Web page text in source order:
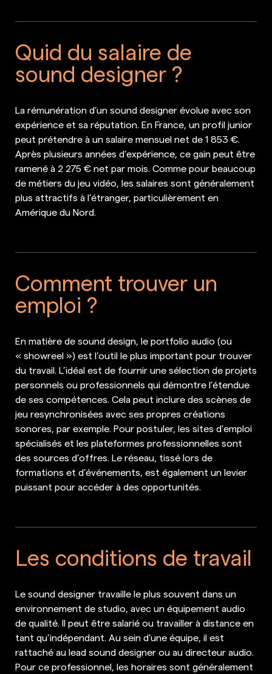
Quid du salaire de
sound designer ?
La rémunération d’un sound designer évolue avec son
expérience et sa réputation. En France, un profil junior
peut prétendre à un salaire mensuel net de 1 853 €.
Après plusieurs années d’expérience, ce gain peut être
ramené à 2 275 € net par mois. Comme pour beaucoup
de métiers du jeu vidéo, les salaires sont généralement
plus attractifs à l’étranger, particulièrement en
Amérique du Nord.
Comment trouver un
emploi ?
En matière de sound design, le portfolio audio (ou
« showreel ») est l’outil le plus important pour trouver
du travail. L’idéal est de fournir une sélection de projets
personnels ou professionnels qui démontre l’étendue
de ses compétences. Cela peut inclure des scènes de
jeu resynchronisées avec ses propres créations
sonores, par exemple. Pour postuler, les sites d’emploi
spécialisés et les plateformes professionnelles sont
des sources d’offres. Le réseau, tissé lors de
formations et d’événements, est également un levier
puissant pour accéder à des opportunités.
Les conditions de travail
Le sound designer travaille le plus souvent dans un
environnement de studio, avec un équipement audio
de qualité. Il peut être salarié ou travailler à distance en
tant qu’indépendant. Au sein d’une équipe, il est
rattaché au lead sound designer ou au directeur audio.
Pour ce professionnel, les horaires sont généralement